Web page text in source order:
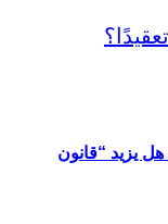
يزيد “قانون